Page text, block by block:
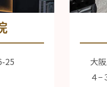
25
大
４−